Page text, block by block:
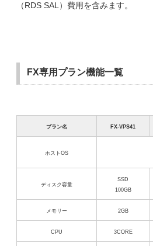
（RDS SAL）費用を含みます。
FX専用プラン機能一覧
プラン名 FX-VPS41
ホストOS
ディスク容量
SSD
100GB
メモリー 2GB
CPU 3CORE